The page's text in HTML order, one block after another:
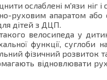
ослаблені м'язи ніг
руховим апаратом
дітей з ДЦП.
велосипеда у
функції, суглоби
фізичний розвиток
відновлювати